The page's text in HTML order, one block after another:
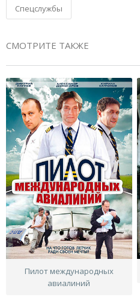
Спецслужбы
СМОТРИТЕ ТАКЖЕ
Пилот международных
авиалиний